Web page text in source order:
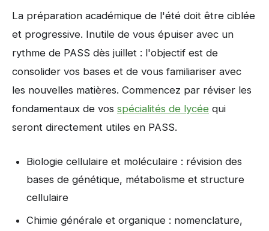
La préparation académique de l'été doit être ciblée
et progressive. Inutile de vous épuiser avec un
rythme de PASS dès juillet : l'objectif est de
consolider vos bases et de vous familiariser avec
les nouvelles matières. Commencez par réviser les
fondamentaux de vos spécialités de lycée qui
seront directement utiles en PASS.
Biologie cellulaire et moléculaire : révision des
bases de génétique, métabolisme et structure
cellulaire
Chimie générale et organique : nomenclature,